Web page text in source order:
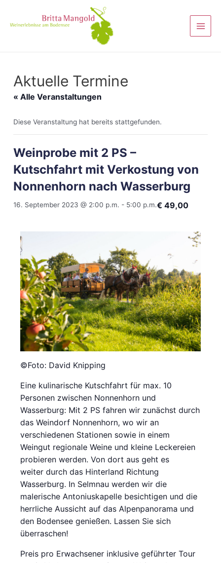
Aktuelle Termine
« Alle Veranstaltungen
Diese Veranstaltung hat bereits stattgefunden.
Weinprobe mit 2 PS –
Kutschfahrt mit Verkostung von
Nonnenhorn nach Wasserburg
16. September 2023 @ 2:00 p.m. - 5:00 p.m.€ 49,00
©Foto: David Knipping
Eine kulinarische Kutschfahrt für max. 10
Personen zwischen Nonnenhorn und
Wasserburg: Mit 2 PS fahren wir zunächst durch
das Weindorf Nonnenhorn, wo wir an
verschiedenen Stationen sowie in einem
Weingut regionale Weine und kleine Leckereien
probieren werden. Von dort aus geht es
weiter durch das Hinterland Richtung
Wasserburg. In Selmnau werden wir die
malerische Antoniuskapelle besichtigen und die
herrliche Aussicht auf das Alpenpanorama und
den Bodensee genießen. Lassen Sie sich
überraschen!
Preis pro Erwachsener inklusive geführter Tour